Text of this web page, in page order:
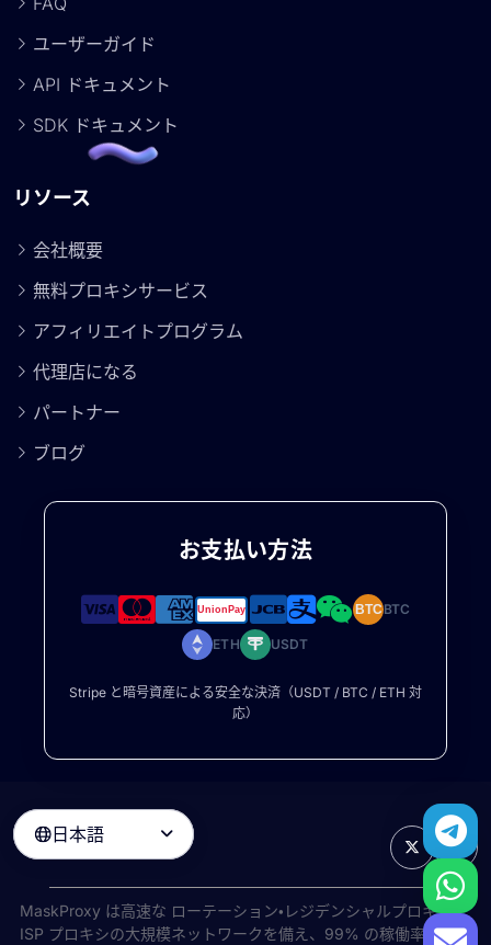
ユーザーガイド
API ドキュメント
SDK ドキュメント
リソース
会社概要
無料プロキシサービス
アフィリエイトプログラム
代理店になる
パートナー
ブログ
お支払い方法
BTCBTC
ETH USDT
Stripe と暗号資産による安全な決済（USDT / BTC / ETH 対
応）
日本語 
MaskProxy は高速な ローテーション・レジデンシャルプロキシと
ISP プロキシの大規模ネットワークを備え、99% の稼働率で世界